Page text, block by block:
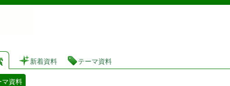
茨城県立図書館 蔵書検索・予約システム
新着資料 テーマ資料
マ資料